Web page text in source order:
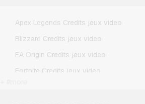
Apex Legends Credits jeux video
Blizzard Credits jeux video
EA Origin Credits jeux video
Fortnite Credits jeux video